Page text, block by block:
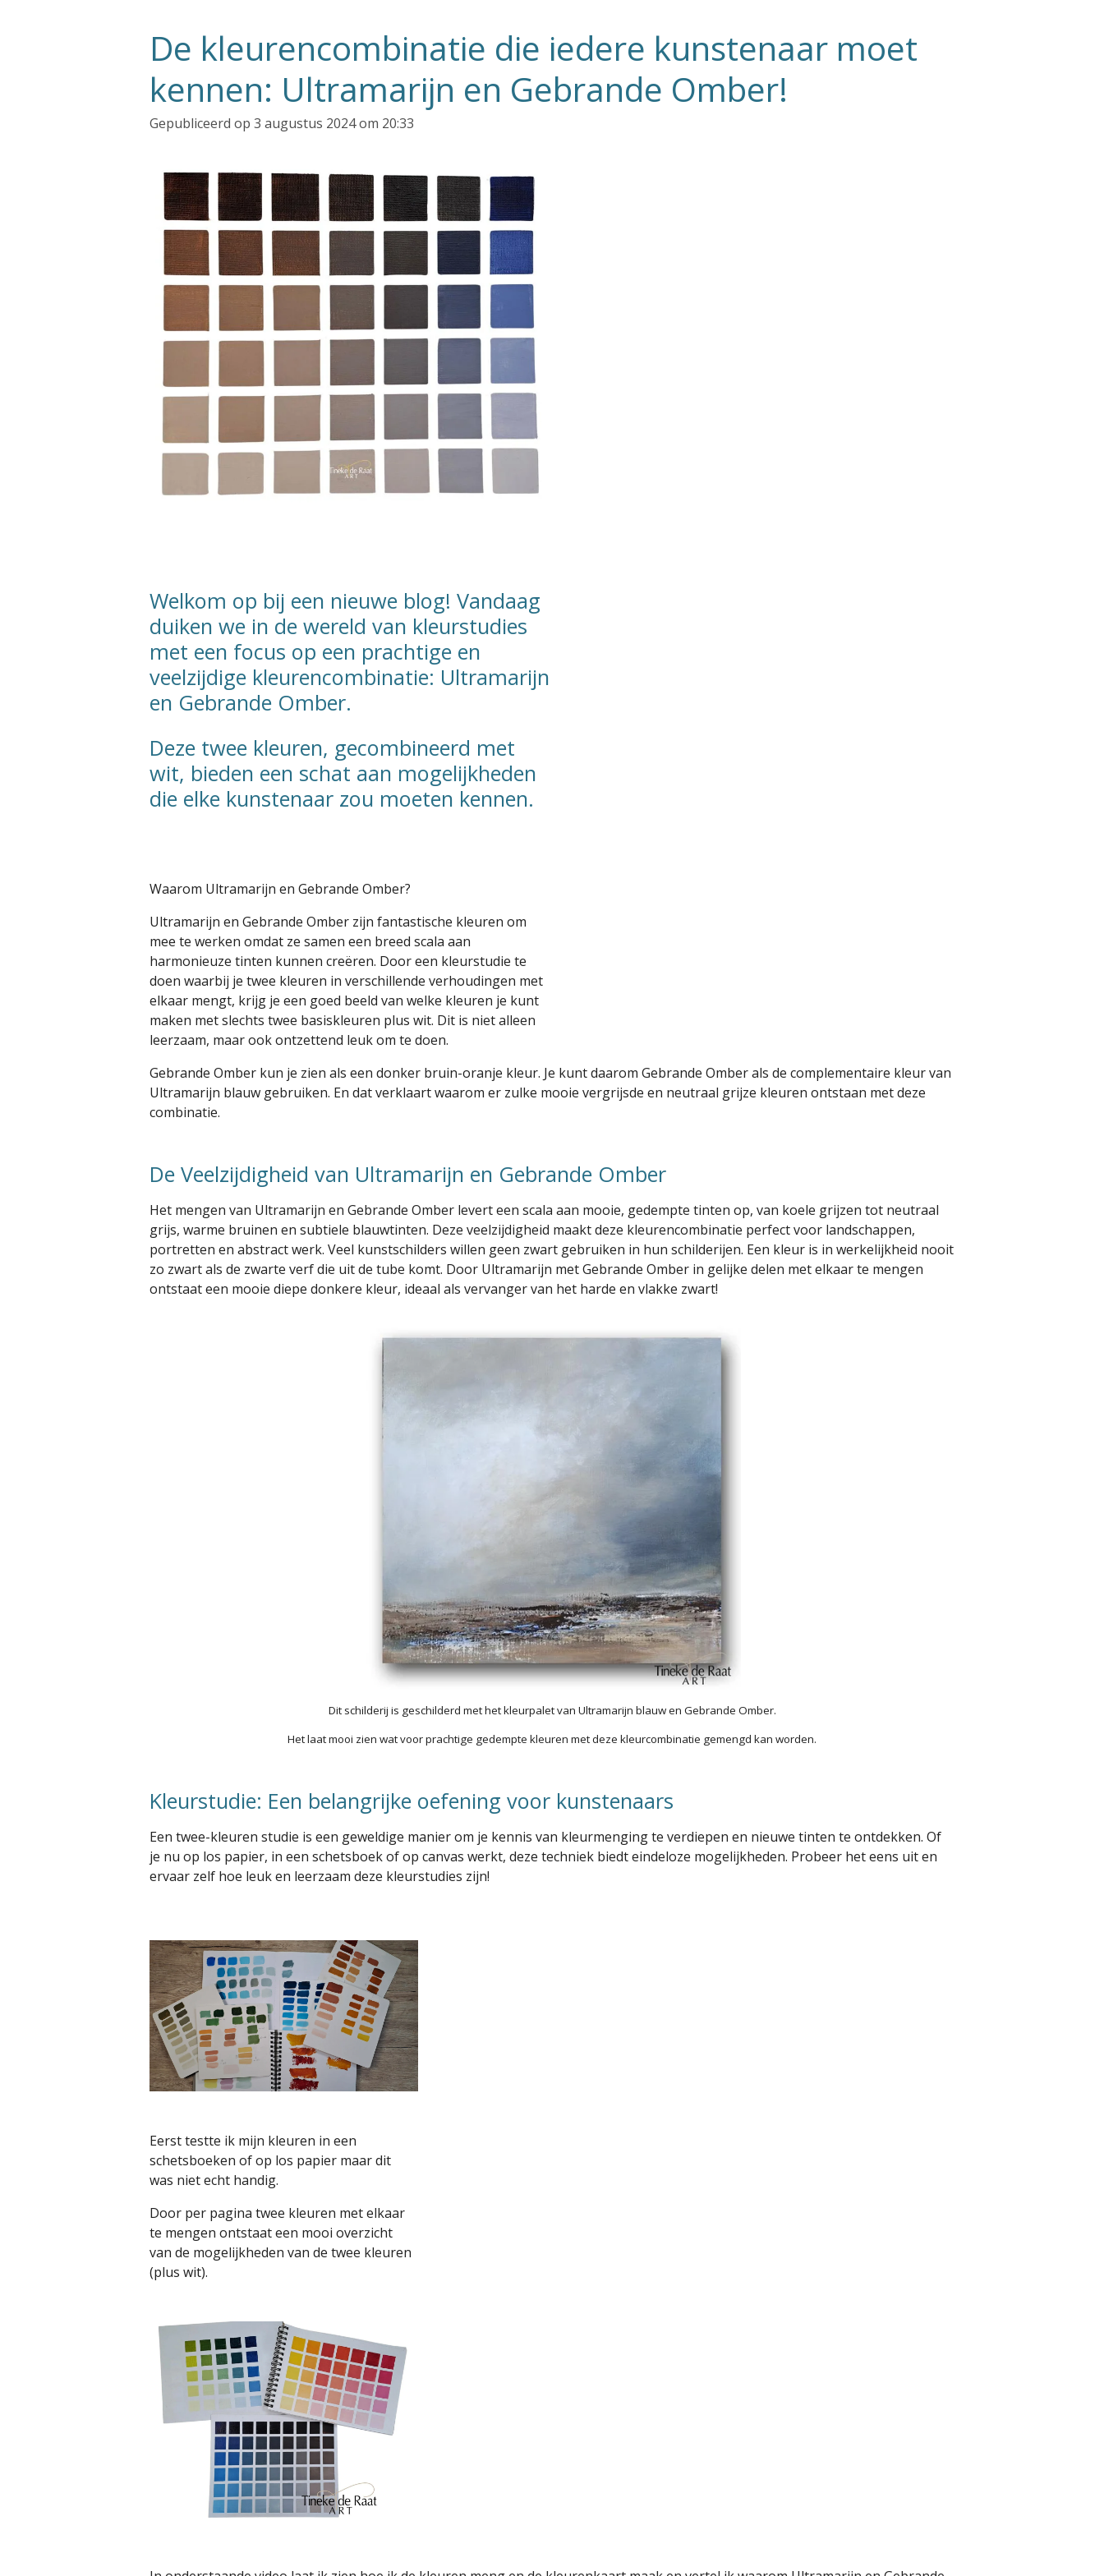
De kleurencombinatie die iedere kunstenaar moet
kennen: Ultramarijn en Gebrande Omber!
Gepubliceerd op 3 augustus 2024 om 20:33
Welkom op bij een nieuwe blog! Vandaag
duiken we in de wereld van kleurstudies
met een focus op een prachtige en
veelzijdige kleurencombinatie: Ultramarijn
en Gebrande Omber.
Deze twee kleuren, gecombineerd met
wit, bieden een schat aan mogelijkheden
die elke kunstenaar zou moeten kennen.
Waarom Ultramarijn en Gebrande Omber?
Ultramarijn en Gebrande Omber zijn fantastische kleuren om
mee te werken omdat ze samen een breed scala aan
harmonieuze tinten kunnen creëren. Door een kleurstudie te
doen waarbij je twee kleuren in verschillende verhoudingen met
elkaar mengt, krijg je een goed beeld van welke kleuren je kunt
maken met slechts twee basiskleuren plus wit. Dit is niet alleen
leerzaam, maar ook ontzettend leuk om te doen.
Gebrande Omber kun je zien als een donker bruin-oranje kleur. Je kunt daarom Gebrande Omber als de complementaire kleur van
Ultramarijn blauw gebruiken. En dat verklaart waarom er zulke mooie vergrijsde en neutraal grijze kleuren ontstaan met deze
combinatie.
De Veelzijdigheid van Ultramarijn en Gebrande Omber
Het mengen van Ultramarijn en Gebrande Omber levert een scala aan mooie, gedempte tinten op, van koele grijzen tot neutraal
grijs, warme bruinen en subtiele blauwtinten. Deze veelzijdigheid maakt deze kleurencombinatie perfect voor landschappen,
portretten en abstract werk. Veel kunstschilders willen geen zwart gebruiken in hun schilderijen. Een kleur is in werkelijkheid nooit
zo zwart als de zwarte verf die uit de tube komt. Door Ultramarijn met Gebrande Omber in gelijke delen met elkaar te mengen
ontstaat een mooie diepe donkere kleur, ideaal als vervanger van het harde en vlakke zwart!
Dit schilderij is geschilderd met het kleurpalet van Ultramarijn blauw en Gebrande Omber.
Het laat mooi zien wat voor prachtige gedempte kleuren met deze kleurcombinatie gemengd kan worden.
Kleurstudie: Een belangrijke oefening voor kunstenaars
Een twee-kleuren studie is een geweldige manier om je kennis van kleurmenging te verdiepen en nieuwe tinten te ontdekken. Of
je nu op los papier, in een schetsboek of op canvas werkt, deze techniek biedt eindeloze mogelijkheden. Probeer het eens uit en
ervaar zelf hoe leuk en leerzaam deze kleurstudies zijn!
Eerst testte ik mijn kleuren in een
schetsboeken of op los papier maar dit
was niet echt handig.
Door per pagina twee kleuren met elkaar
te mengen ontstaat een mooi overzicht
van de mogelijkheden van de twee kleuren
(plus wit).